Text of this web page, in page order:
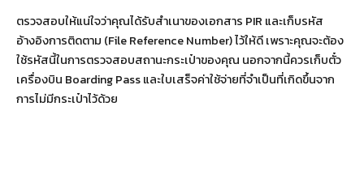
ตรวจสอบให้แน่ใจว่าคุณได้รับสำเนาของเอกสาร PIR และเก็บรหัส
อ้างอิงการติดตาม (File Reference Number) ไว้ให้ดี เพราะคุณจะต้อง
ใช้รหัสนี้ในการตรวจสอบสถานะกระเป๋าของคุณ นอกจากนี้ควรเก็บตั๋ว
เครื่องบิน Boarding Pass และใบเสร็จค่าใช้จ่ายที่จำเป็นที่เกิดขึ้นจาก
การไม่มีกระเป๋าไว้ด้วย